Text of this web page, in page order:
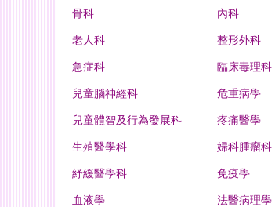
骨科 內科
老人科 整形外科
急症科 臨床毒理科
兒童腦神經科 危重病學
兒童體智及行為發展科 疼痛醫學
生殖醫學科 婦科腫瘤科
紓緩醫學科 免疫學
血液學 法醫病理學